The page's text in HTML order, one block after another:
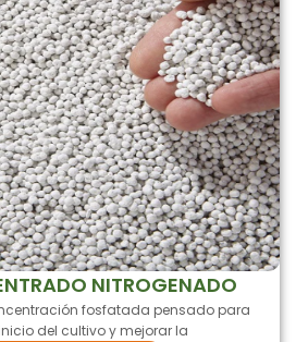
NITROGENADO
fosfatada pensado para
del cultivo y mejorar la